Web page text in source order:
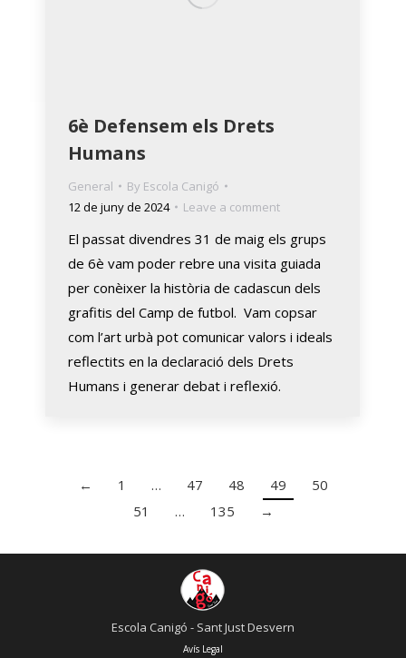
6è Defensem els Drets
Humans
General By Escola Canigó
12 de juny de 2024
Leave a comment
El passat divendres 31 de maig els grups
de 6è vam poder rebre una visita guiada
per conèixer la història de cadascun dels
grafitis del Camp de futbol. Vam copsar
com l’art urbà pot comunicar valors i ideals
reflectits en la declaració dels Drets
Humans i generar debat i reflexió.
← 1 … 47 48 49
50
51
… 135 →
Escola Canigó - Sant Just Desvern
Avís Legal